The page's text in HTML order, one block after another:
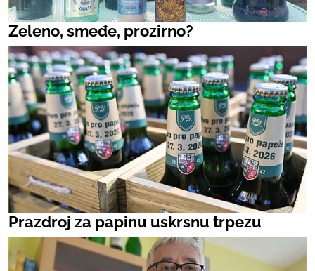
Zeleno, smeđe, prozirno?
Prazdroj za papinu uskrsnu trpezu